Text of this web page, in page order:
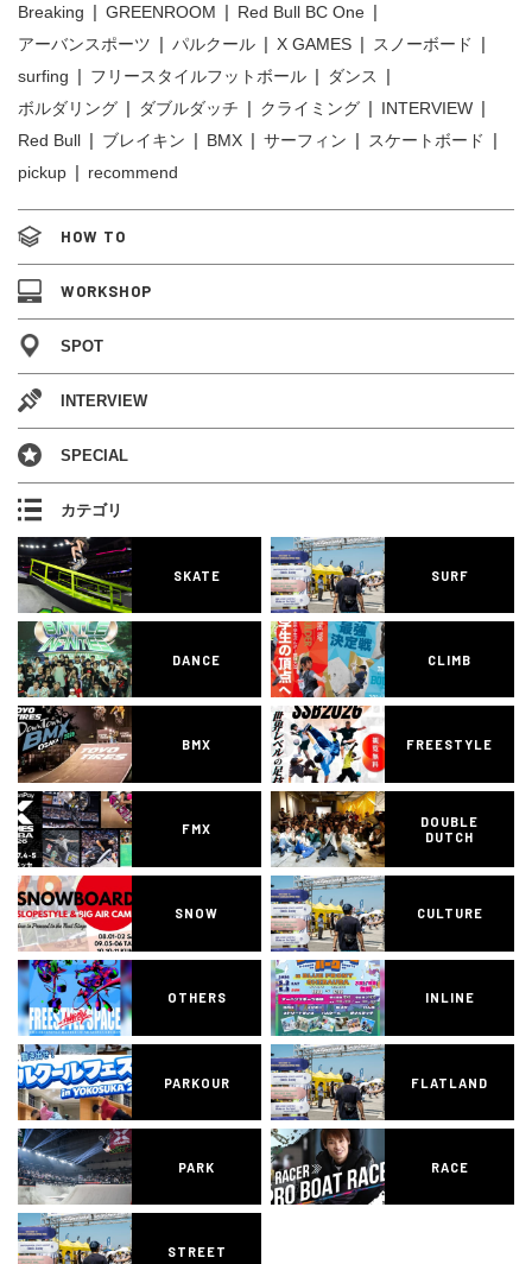
Breaking
GREENROOM
Red Bull BC One
アーバンスポーツ
パルクール X GAMES
スノーボード
surfing
フリースタイルフットボール
ダンス
ボルダリング
ダブルダッチ クライミング
INTERVIEW
Red Bull
ブレイキン BMX サーフィン
スケートボード
pickup
recommend
HOW TO
WORKSHOP
SPOT
INTERVIEW
SPECIAL
カテゴリ
SKATE SURF
DANCE CLIMB
BMX FREESTYLE
FMX
DOUBLE
DUTCH
SNOW CULTURE
OTHERS INLINE
PARKOUR FLATLAND
PARK RACE
STREET